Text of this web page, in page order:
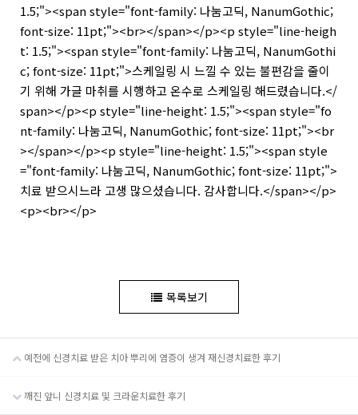
1.5;"><span style="font-family: 나눔고딕, NanumGothic;
font-size: 11pt;"><br></span></p><p style="line-heigh
t: 1.5;"><span style="font-family: 나눔고딕, NanumGothi
c; font-size: 11pt;">스케일링 시 느낄 수 있는 불편감을 줄이
기 위해 가글 마취를 시행하고 온수로 스케일링 해드렸습니다.</
span></p><p style="line-height: 1.5;"><span style="fo
nt-family: 나눔고딕, NanumGothic; font-size: 11pt;"><br
></span></p><p style="line-height: 1.5;"><span style
="font-family: 나눔고딕, NanumGothic; font-size: 11pt;">
치료 받으시느라 고생 많으셨습니다. 감사합니다.</span></p>
<p><br></p>
목록보기
예전에 신경치료 받은 치아 뿌리에 염증이 생겨 재신경치료한 후기
깨진 앞니 신경치료 및 크라운치료한 후기